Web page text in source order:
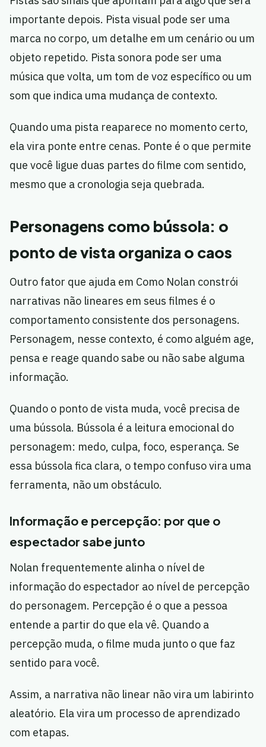
importante depois. Pista visual pode ser uma
marca no corpo, um detalhe em um cenário ou um
objeto repetido. Pista sonora pode ser uma
música que volta, um tom de voz específico ou um
som que indica uma mudança de contexto.
Quando uma pista reaparece no momento certo,
ela vira ponte entre cenas. Ponte é o que permite
que você ligue duas partes do filme com sentido,
mesmo que a cronologia seja quebrada.
Personagens como bússola: o
ponto de vista organiza o caos
Outro fator que ajuda em Como Nolan constrói
narrativas não lineares em seus filmes é o
comportamento consistente dos personagens.
Personagem, nesse contexto, é como alguém age,
pensa e reage quando sabe ou não sabe alguma
informação.
Quando o ponto de vista muda, você precisa de
uma bússola. Bússola é a leitura emocional do
personagem: medo, culpa, foco, esperança. Se
essa bússola fica clara, o tempo confuso vira uma
ferramenta, não um obstáculo.
Informação e percepção: por que o
espectador sabe junto
Nolan frequentemente alinha o nível de
informação do espectador ao nível de percepção
do personagem. Percepção é o que a pessoa
entende a partir do que ela vê. Quando a
percepção muda, o filme muda junto o que faz
sentido para você.
Assim, a narrativa não linear não vira um labirinto
aleatório. Ela vira um processo de aprendizado
com etapas.